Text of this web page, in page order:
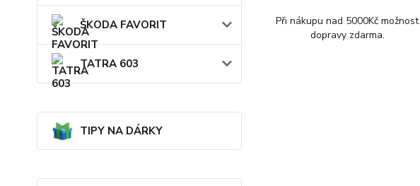
ŠKODA FAVORIT
TATRA 603
TIPY NA DÁRKY
Při nákupu nad 5000Kč možnost
dopravy zdarma.